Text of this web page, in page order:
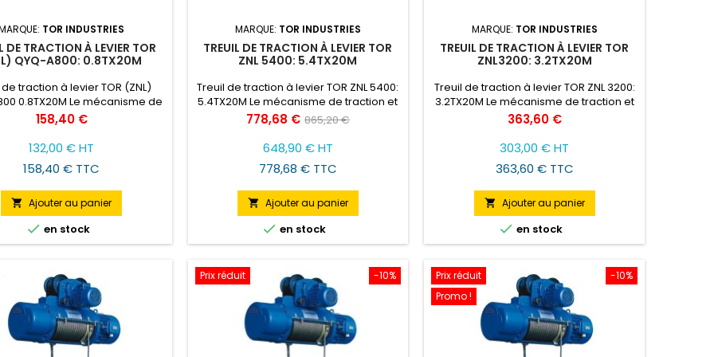
TOR INDUSTRIES
DE TRACTION À LEVIER TOR
QYQ-A800: 0.8TX20M
traction à levier TOR (ZNL)
0.8TX20M Le mécanisme de
et de montage TOR ZNL a une
traction de 0,8 à 5,4 tonnes, la
du câble est de 20 mètres.
excellente solution pour les
tout terrain, les équipes de
montage.
Prix
158,40 €
132,00 € HT
158,40 € TTC
 Ajouter au panier
 en stock
MARQUE: TOR INDUSTRIES
TREUIL DE TRACTION À LEVIER TOR
ZNL 5400: 5.4TX20M
Treuil de traction à levier TOR ZNL 5400:
5.4TX20M Le mécanisme de traction et
de montage TOR ZNL a une force de
traction de 0,8 à 5,4 tonnes, la longueur
du câble est de 20 mètres. C'est une
excellente solution pour les véhicules
tout terrain, les équipes de montage.
Prix
778,68 € Prix
865,20 €
648,90 € HT
778,68 € TTC
 Ajouter au panier
 en stock
MARQUE: TOR INDUSTRIES
TREUIL DE TRACTION À LEVIER TOR
ZNL3200: 3.2TX20M
Treuil de traction à levier TOR ZNL 3200:
3.2TX20M Le mécanisme de traction et
de montage TOR ZNL a une force de
traction de 0,8 à 5,4 tonnes, la longueur
du câble est de 20 mètres. C'est une
excellente solution pour les véhicules
tout terrain, les équipes de montage.
Prix
363,60 €
303,00 € HT
363,60 € TTC
 Ajouter au panier
 en stock
-10%
Prix réduit -10%
Prix réduit
Promo !